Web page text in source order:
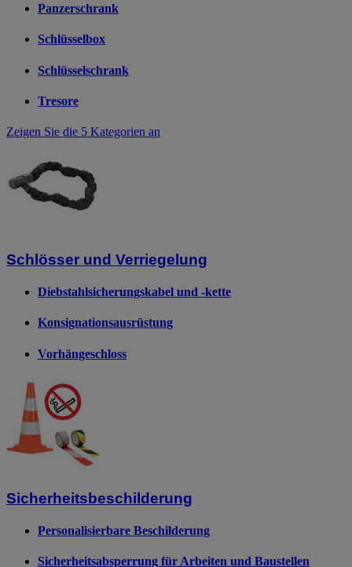
Panzerschrank
Schlüsselbox
Schlüsselschrank
Tresore
Zeigen Sie die 5 Kategorien an
Schlösser und Verriegelung
Diebstahlsicherungskabel und -kette
Konsignationsausrüstung
Vorhängeschloss
Sicherheitsbeschilderung
Personalisierbare Beschilderung
Sicherheitsabsperrung für Arbeiten und Baustellen